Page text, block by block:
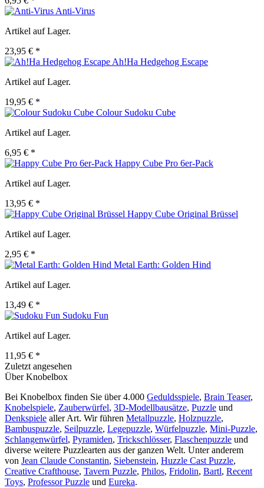
Anti-Virus
Artikel auf Lager.
23,95 € *
Ah!Ha Hedgehog Escape
Artikel auf Lager.
19,95 € *
Colour Sudoku Cube
Artikel auf Lager.
6,95 € *
Happy Cube Pro 6er-Pack
Artikel auf Lager.
13,95 € *
Happy Cube Original Brüssel
Artikel auf Lager.
2,95 € *
Metal Earth: Golden Hind
Artikel auf Lager.
13,49 € *
Sudoku Fun
Artikel auf Lager.
11,95 € *
Zuletzt angesehen
Über Knobelbox
Bei Knobelbox finden Sie über 4.000 Geduldsspiele, Brain Teaser,
Knobelspiele, Zauberwürfel, 3D-Modellbausätze, Puzzle und
Denkspiele aller Art. Wir führen Metallpuzzle, Holzpuzzle,
Bambuspuzzle, Seilpuzzle, Legepuzzle, Würfelpuzzle, Mini-Puzzle,
Schlangenwürfel, Pyramiden, Trickschlösser, Flaschenpuzzle und
diverse weitere Puzzlearten aus der ganzen Welt. Unter anderem
von Jean Claude Constantin, Siebenstein, Huzzle Cast Puzzle,
Creative Crafthouse, Tavern Puzzle, Philos, Fridolin, Bartl, Recent
Toys, Professor Puzzle und Eureka.